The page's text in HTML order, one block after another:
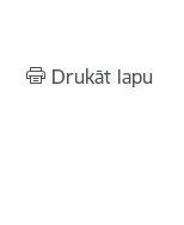
Drukāt lapu